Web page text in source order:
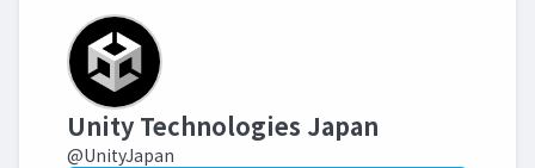
Unity Technologies Japan
@UnityJapan